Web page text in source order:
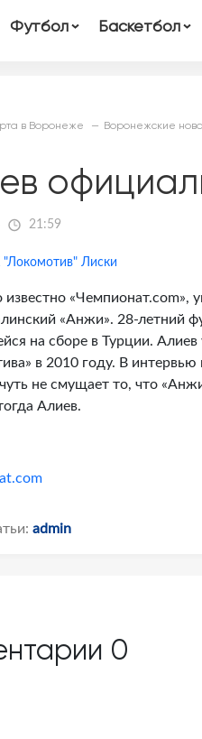
Футбол Баскетбол
в Воронеже Воронежские
21:59
Лиски
известно
«Анжи». 28-летний
на сборе в Турции.
в 2010 году. В
не смущает то, что
Алиев.
admin
0